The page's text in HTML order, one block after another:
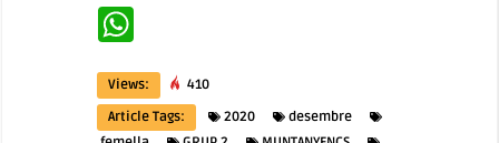
WhatsApp
Views:
410
Article Tags:
2020
desembre